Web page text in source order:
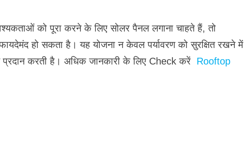
को पूरा करने के लिए सोलर पैनल लगाना चाहते हैं, तो
हो सकता है। यह योजना न केवल पर्यावरण को सुरक्षित रखने में
प्रदान करती है। अधिक जानकारी के लिए Check करें Rooftop